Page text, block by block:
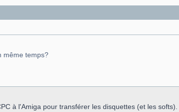
même temps?
à l'Amiga pour transférer les disquettes (et les softs).